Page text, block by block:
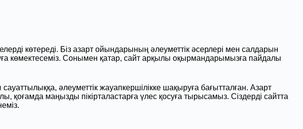
көтереді. Біз азарт ойындарының әлеуметтік әсерлері мен салдарын
көмектесеміз. Сонымен қатар, сайт арқылы оқырмандарымызға пайдалы
әлеуметтік жауапкершілікке шақыруға бағытталған. Азарт
маңызды пікірталастарға үлес қосуға тырысамыз. Сіздерді сайтта